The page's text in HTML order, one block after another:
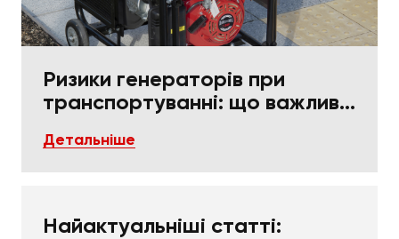
Ризики генераторів при
транспортуванні: що важливо
Детальніше
Найактуальніші статті: